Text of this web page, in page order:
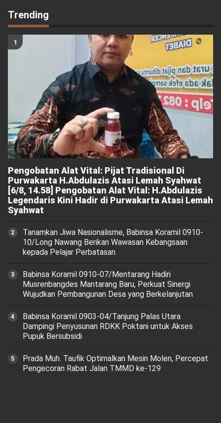
Trending
Pengobatan Alat Vital: Pijat Tradisional Di
Purwakarta H.Abdulazis Atasi Lemah Syahwat
[6/8, 14.58] Pengobatan Alat Vital: H.Abdulazis
Legendaris Kini Hadir di Purwakarta Atasi Lemah
Syahwat
Tanamkan Jiwa Nasionalisme, Babinsa Koramil 0910-
10/Long Nawang Berikan Wawasan Kebangsaan
kepada Pelajar Perbatasan
Babinsa Koramil 0910-07/Mentarang Hadiri
Musrenbangdes Mantarang Baru, Perkuat Sinergi
Wujudkan Pembangunan Desa yang Berkelanjutan
‎Babinsa Koramil 0903-04/Tanjung Palas Utara
Dampingi Penyusunan RDKK Poktani untuk Akses
Pupuk Bersubsidi
Prada Muh. Taufik Optimalkan Mesin Molen, Percepat
Pengecoran Rabat Jalan TMMD ke-129